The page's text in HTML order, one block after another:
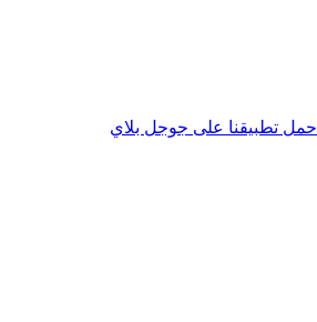
حمل تطبيقنا على جوجل بلاي